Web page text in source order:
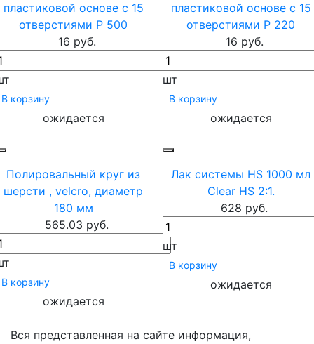
пластиковой основе c 15
отверстиями P 500
16 руб.
В корзину
ожидается
пластиковой основе c 15
отверстиями P 220
16 руб.
шт
В корзину
ожидается
Полировальный круг из
шерсти , velcro, диаметр
180 мм
565.03 руб.
В корзину
ожидается
Лак системы HS 1000 мл
Clear HS 2:1.
628 руб.
шт
В корзину
ожидается
Вся представленная на сайте информация,